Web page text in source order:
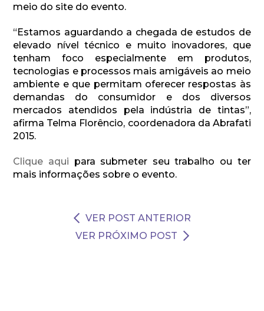
meio do site do evento.
“Estamos aguardando a chegada de estudos de
elevado nível técnico e muito inovadores, que
tenham foco especialmente em produtos,
tecnologias e processos mais amigáveis ao meio
ambiente e que permitam oferecer respostas às
demandas do consumidor e dos diversos
mercados atendidos pela indústria de tintas”,
afirma Telma Florêncio, coordenadora da Abrafati
2015.
Clique aqui para submeter seu trabalho ou ter
mais informações sobre o evento.
VER POST ANTERIOR
VER PRÓXIMO POST